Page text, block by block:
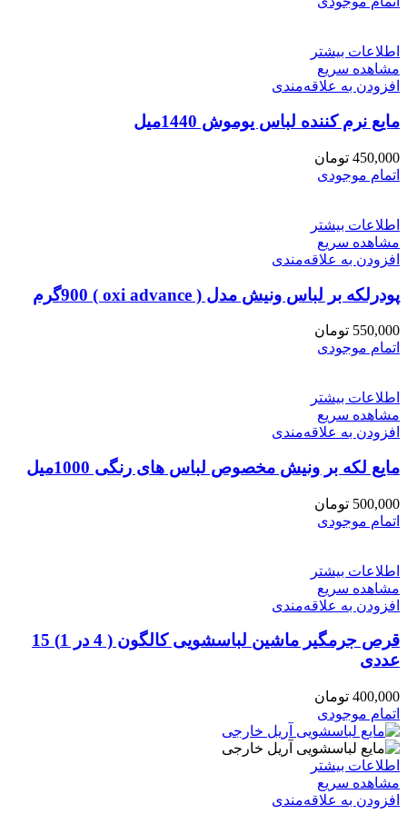
اطلاعات بیشتر
مشاهده سریع
افزودن به علاقه‌مندی
مایع نرم کننده لباس یوموش 1440میل
450,000 تومان
اتمام موجودی
اطلاعات بیشتر
مشاهده سریع
افزودن به علاقه‌مندی
پودرلکه بر لباس ونیش مدل ( oxi advance ) 900گرم
550,000 تومان
اتمام موجودی
اطلاعات بیشتر
مشاهده سریع
افزودن به علاقه‌مندی
مایع لکه بر ونیش مخصوص لباس های رنگی 1000میل
500,000 تومان
اتمام موجودی
اطلاعات بیشتر
مشاهده سریع
افزودن به علاقه‌مندی
قرص جرمگیر ماشین لباسشویی کالگون ( 4 در 1) 15
عددی
400,000 تومان
اتمام موجودی
اطلاعات بیشتر
مشاهده سریع
افزودن به علاقه‌مندی